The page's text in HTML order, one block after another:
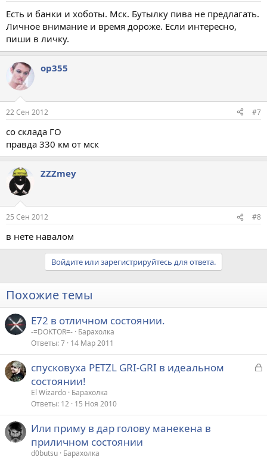
Есть и банки и хоботы. Мск. Бутылку пива не предлагать.
Личное внимание и время дороже. Если интересно,
пиши в личку.
op355
22 Сен 2012 #7
со склада ГО
правда 330 км от мск
ZZZmey
25 Сен 2012 #8
в нете навалом
Войдите или зарегистрируйтесь для ответа.
Похожие темы
Е72 в отличном состоянии.
-=DOKTOR=- Барахолка
Ответы 7 14 Мар 2011
З
спусковуха PETZL GRI-GRI в идеальном
состоянии!
El Wizardo Барахолка
Ответы 12 15 Ноя 2010
Или приму в дар голову манекена в
приличном состоянии
d0butsu Барахолка